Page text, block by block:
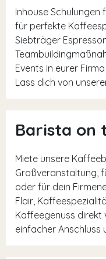
Inhouse
für perfekte
Siebträger
Events in eurer
Lass dich von
Barista on
Miete unsere
Großveranstaltung,
oder für dein
Flair,
Kaffeegenuss direkt
einfacher Anschluss